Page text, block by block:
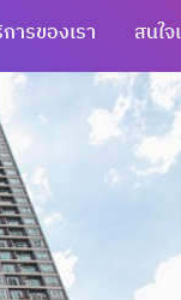
ารของเรา สนใ